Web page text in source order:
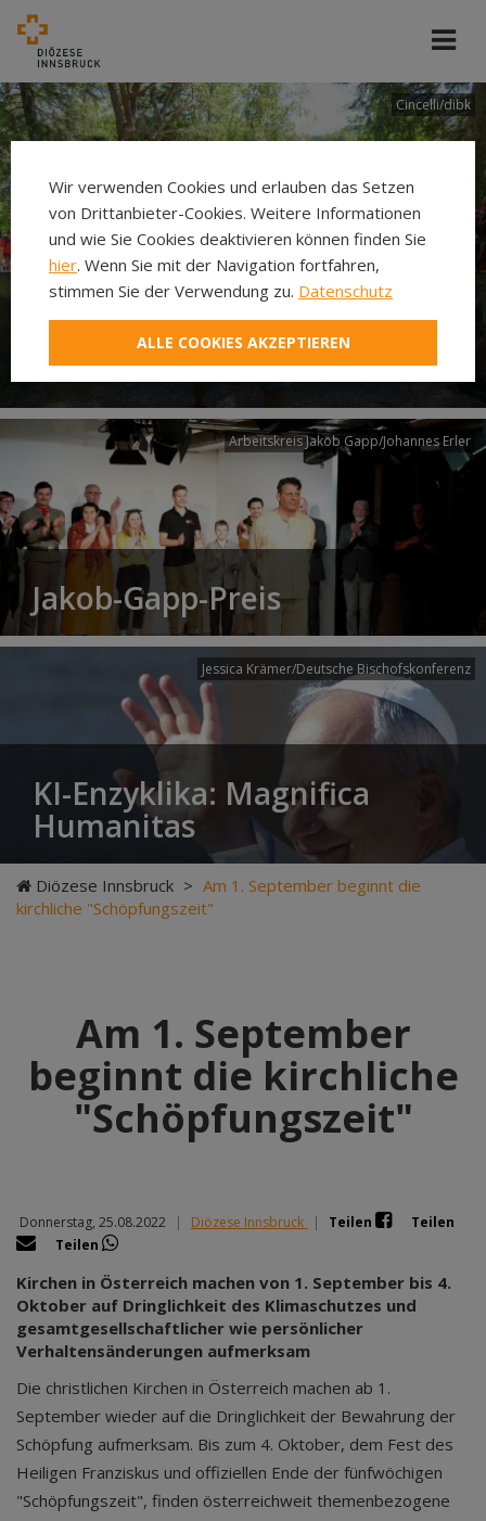
Cincelli/dibk
Neuer Pilgerweg Via
Laudato si’
Arbeitskreis Jakob Gapp/Johannes Erler
Jakob-Gapp-Preis
Jessica Krämer/Deutsche Bischofskonferenz
KI-Enzyklika: Magnifica
Humanitas
Diözese Innsbruck > Am 1. September beginnt die
kirchliche "Schöpfungszeit"
Am 1. September
beginnt die kirchliche
"Schöpfungszeit"
Donnerstag, 25.08.2022 | Diözese Innsbruck | Teilen
Teilen
Teilen
Kirchen in Österreich machen von 1. September bis 4.
Oktober auf Dringlichkeit des Klimaschutzes und
gesamtgesellschaftlicher wie persönlicher
Verhaltensänderungen aufmerksam
Die christlichen Kirchen in Österreich machen ab 1.
September wieder auf die Dringlichkeit der Bewahrung der
Schöpfung aufmerksam. Bis zum 4. Oktober, dem Fest des
Heiligen Franziskus und offiziellen Ende der fünfwöchigen
"Schöpfungszeit", finden österreichweit themenbezogene
Wir verwenden Cookies und erlauben das Setzen
von Drittanbieter-Cookies. Weitere Informationen
und wie Sie Cookies deaktivieren können finden Sie
hier. Wenn Sie mit der Navigation fortfahren,
stimmen Sie der Verwendung zu. Datenschutz
ALLE COOKIES AKZEPTIEREN